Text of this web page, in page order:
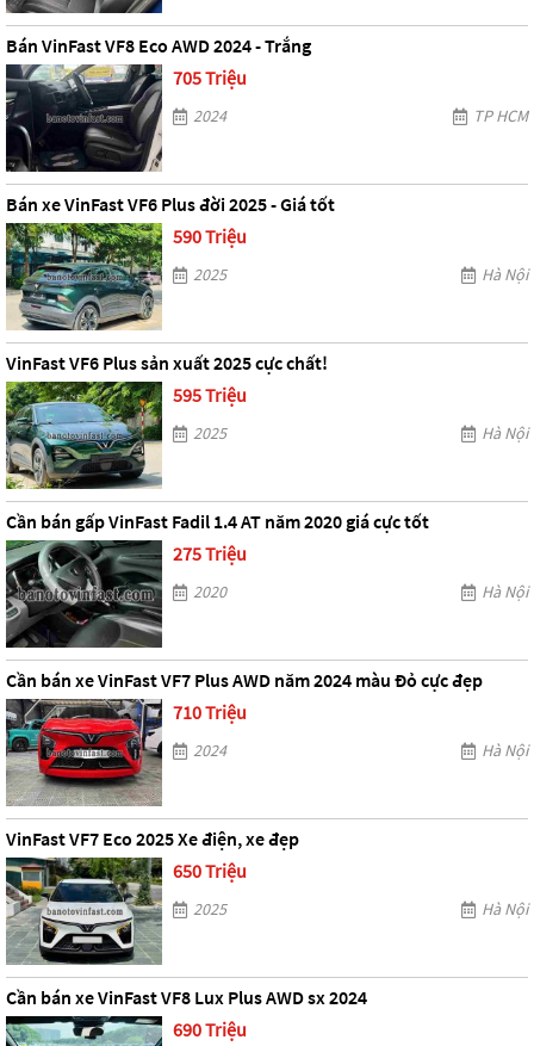
Bán VinFast VF8 Eco AWD 2024 - Trắng
705 Triệu
2024 TP HCM
Bán xe VinFast VF6 Plus đời 2025 - Giá tốt
590 Triệu
2025 Hà Nội
VinFast VF6 Plus sản xuất 2025 cực chất!
595 Triệu
2025 Hà Nội
Cần bán gấp VinFast Fadil 1.4 AT năm 2020 giá cực tốt
275 Triệu
2020 Hà Nội
Cần bán xe VinFast VF7 Plus AWD năm 2024 màu Đỏ cực đẹp
710 Triệu
2024 Hà Nội
VinFast VF7 Eco 2025 Xe điện, xe đẹp
650 Triệu
2025 Hà Nội
Cần bán xe VinFast VF8 Lux Plus AWD sx 2024
690 Triệu